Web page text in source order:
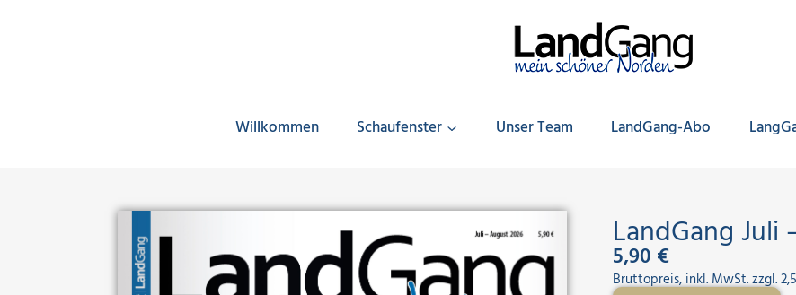
Willkommen Schaufenster Unser Team LandGang-Abo
LandGang Juli
5,90 €
Bruttopreis, inkl. MwSt. zzgl.